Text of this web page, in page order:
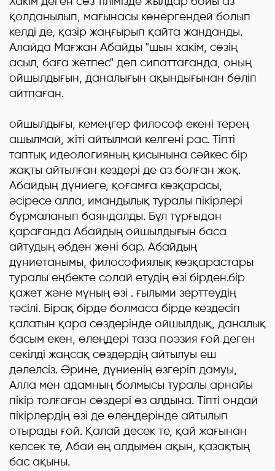
қолданылып, мағынасы көнергендей болып
келді де, қазір жаңғырып қайта жанданды.
Алайда Мағжан Абайды "шын хакім, сөзің
асыл, баға жетпес" деп сипаттағанда, оның
ойшылдығын, даналығын ақындығынан бөліп
айтпаған.
ойшылдығы, кемеңгер философ екені терең
ашылмай, жіті айтылмай келгені рас. Тіпті
таптық идеологияның қисынына сәйкес бір
жақты айтылған кездері де аз болған жоқ.
Абайдың дүниеге, қоғамға көзқарасы,
әсіресе алла, имандылық туралы пікірлері
бұрмаланып баяндалды. Бұл тұрғыдан
қарағанда Абайдың ойшылдығын баса
айтудың әбден жөні бар. Абайдың
дүниетанымы, философиялық көзқарастары
туралы еңбекте солай етудің өзі бірден.бір
қажет және мұның өзі . ғылыми зерттеудің
тәсілі. Бірақ бірде болмаса бірде кездесіп
қалатын қара сөздерінде ойшылдық, даналық
басым екен, өлеңдері таза поэзия ғой деген
секілді жаңсақ сөздердің айтылуы еш
дәлелсіз. Әрине, дүниенің өзгеріп дамуы,
Алла мен адамның болмысы туралы арнайы
пікір толғаған сөздері өз алдына. Тіпті ондай
пікірлердің өзі де өлеңдерінде айтылып
отырады ғой. Қалай десек те, қай жағынан
келсек те, Абай ең алдымен ақын, қазақтың
бас ақыны.